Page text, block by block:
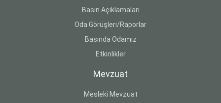
Basın Açıklamaları
Oda Görüşleri/Raporlar
Basında Odamız
Etkinlikler
Mevzuat
Mesleki Mevzuat